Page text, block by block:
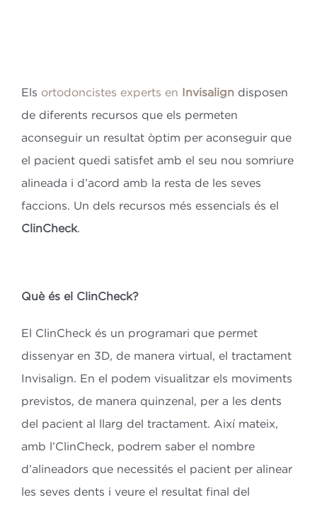
Els ortodoncistes experts en Invisaligndisposen
de diferents recursos que els permeten
aconseguir un resultat òptim per aconseguir que
el pacient quedi satisfet amb el seu nou somriure
alineada i d’acord amb la resta de les seves
faccions. Un dels recursos més essencials és el
ClinCheck.
Què és el ClinCheck?
El ClinCheck és un programari que permet
dissenyar en 3D, de manera virtual, el tractament
Invisalign. En el podem visualitzar els moviments
previstos, de manera quinzenal, per a les dents
del pacient al llarg del tractament. Així mateix,
amb l’ClinCheck, podrem saber el nombre
d’alineadors que necessités el pacient per alinear
les seves dents i veure el resultat final del